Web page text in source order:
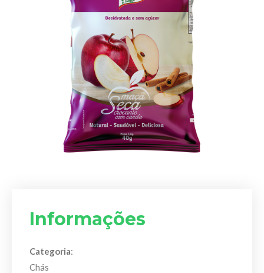
Informações
Categoria:
Chás